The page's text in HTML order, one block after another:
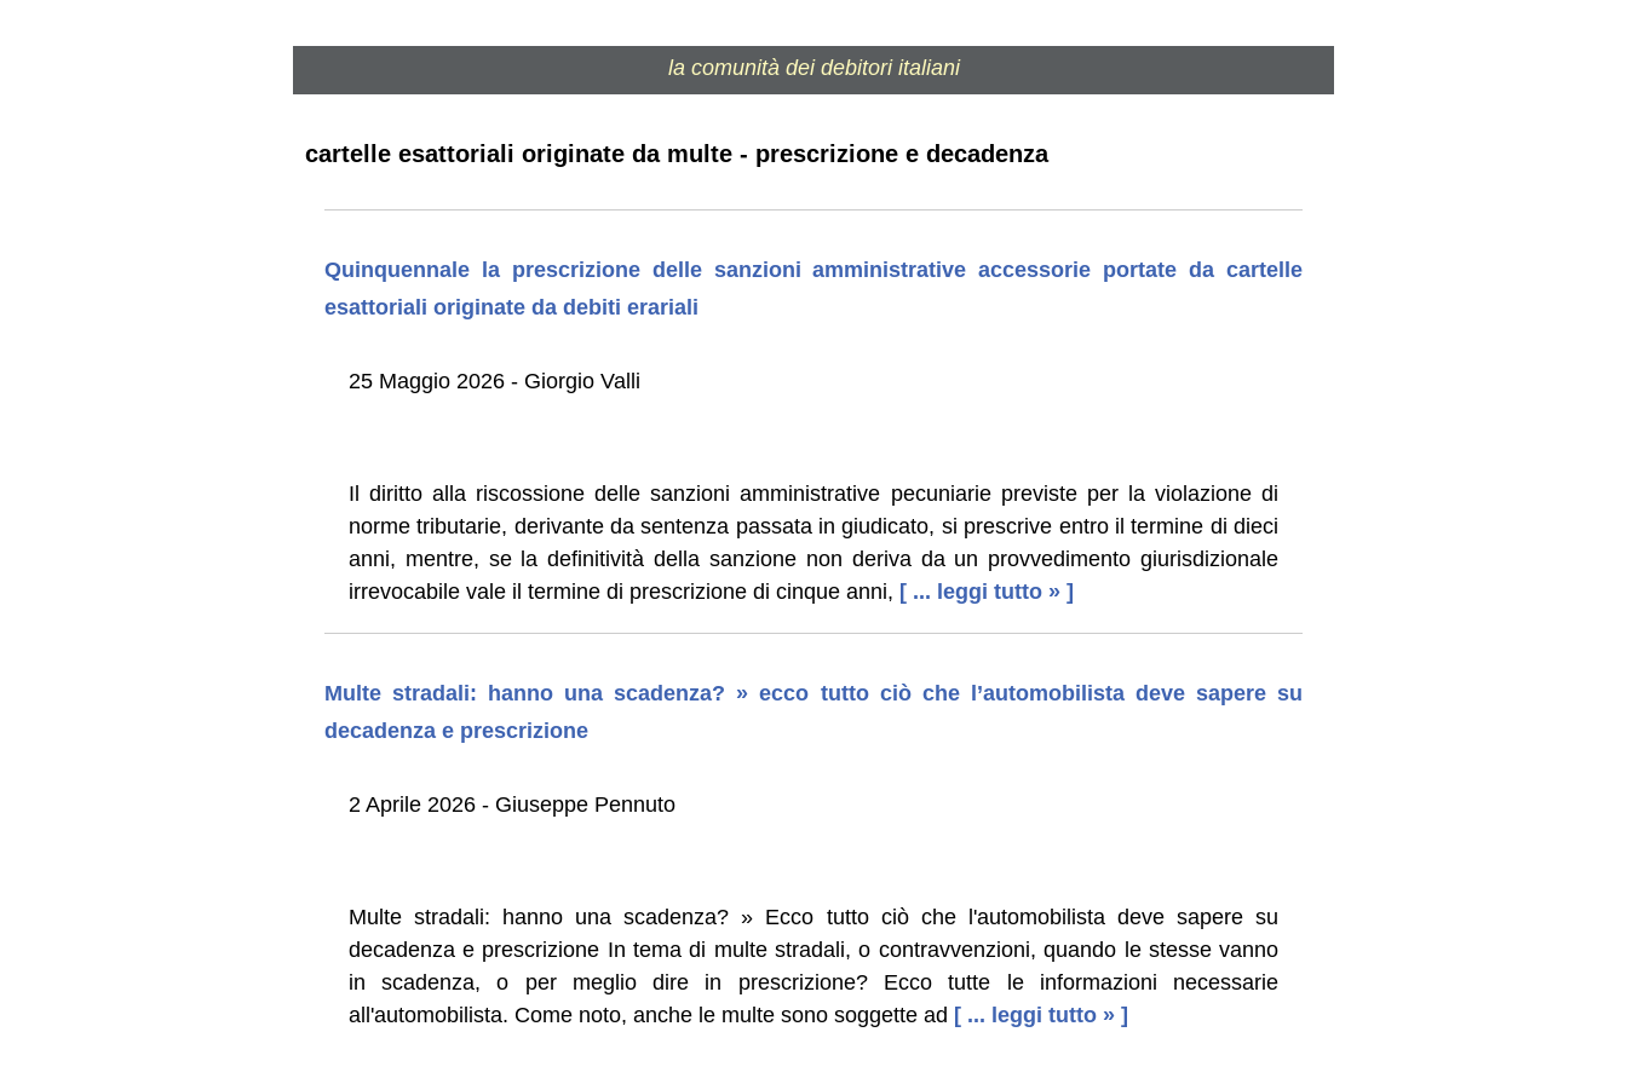
la comunità dei debitori italiani
cartelle esattoriali originate da multe - prescrizione e decadenza
Quinquennale la prescrizione delle sanzioni amministrative accessorie portate da cartelle
esattoriali originate da debiti erariali
25 Maggio 2026 - Giorgio Valli
Il diritto alla riscossione delle sanzioni amministrative pecuniarie previste per la violazione di
norme tributarie, derivante da sentenza passata in giudicato, si prescrive entro il termine di dieci
anni, mentre, se la definitività della sanzione non deriva da un provvedimento giurisdizionale
irrevocabile vale il termine di prescrizione di cinque anni, [ ... leggi tutto » ]
Multe stradali: hanno una scadenza? » ecco tutto ciò che l’automobilista deve sapere su
decadenza e prescrizione
2 Aprile 2026 - Giuseppe Pennuto
Multe stradali: hanno una scadenza? » Ecco tutto ciò che l'automobilista deve sapere su
decadenza e prescrizione In tema di multe stradali, o contravvenzioni, quando le stesse vanno
in scadenza, o per meglio dire in prescrizione? Ecco tutte le informazioni necessarie
all'automobilista. Come noto, anche le multe sono soggette ad [ ... leggi tutto » ]